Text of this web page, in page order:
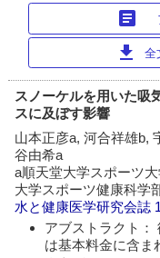
article
download 全
スノーケルを用いた吸
スに及ぼす影響
山本正彦a, 河合祥雄b,
谷由希a
a順天堂大学スポーツ
大学スポーツ健康科学
水と健康医学研究会誌
アブストラクト：
は基本料金に含ま